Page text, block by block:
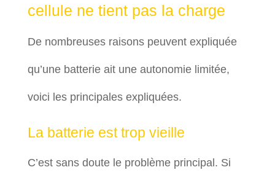
cellule ne tient pas la charge
De nombreuses raisons peuvent expliquée
qu’une batterie ait une autonomie limitée,
voici les principales expliquées.
La batterie est trop vieille
C’est sans doute le problème principal. Si